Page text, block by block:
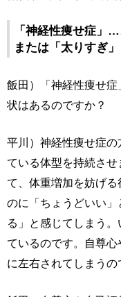
「神経性痩せ症」
または「太りすぎ
飯田）「神経性痩せ
状はあるのですか？
平川）神経性痩せ症
ている体型を持続さ
て、体重増加を妨げ
のに「ちょうどいい
る」と感じてしまう
ているのです。自尊
に左右されてしまうの